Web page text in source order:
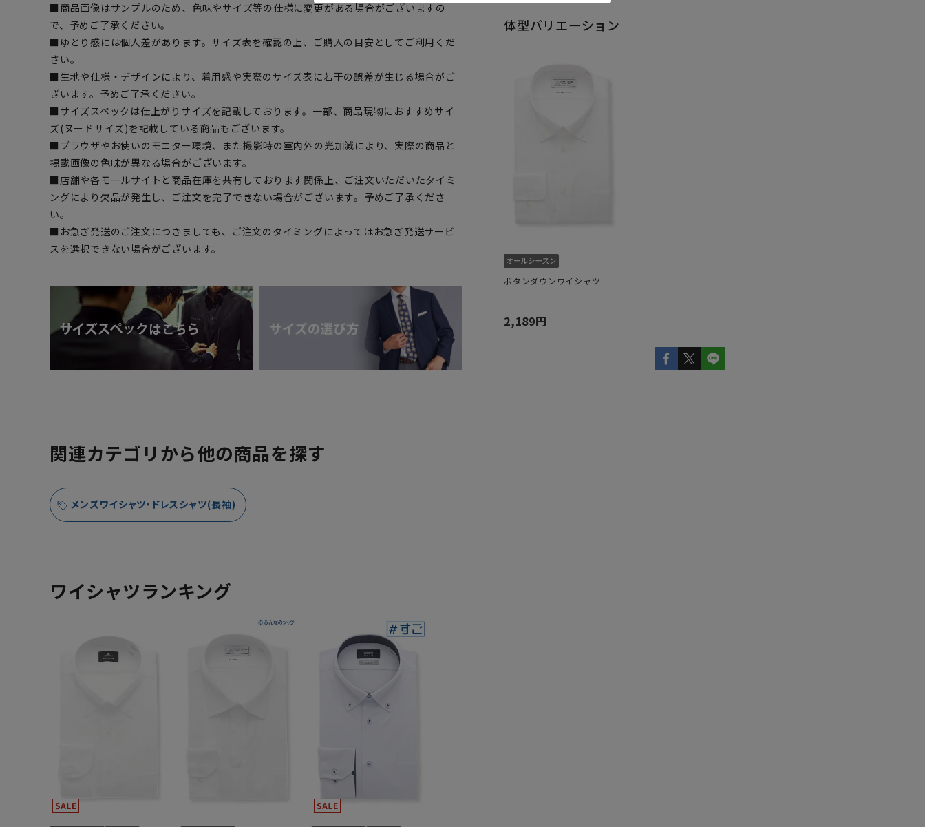
■商品画像はサンプルのため、色味やサイズ等の仕様に変更がある場合がございますの
で、予めご了承ください。
■ゆとり感には個人差があります。サイズ表を確認の上、ご購入の目安としてご利用くだ
さい。
■生地や仕様・デザインにより、着用感や実際のサイズ表に若干の誤差が生じる場合がご
ざいます。予めご了承ください。
■サイズスペックは仕上がりサイズを記載しております。一部、商品現物におすすめサイ
ズ(ヌードサイズ)を記載している商品もございます。
■ブラウザやお使いのモニター環境、また撮影時の室内外の光加減により、実際の商品と
掲載画像の色味が異なる場合がございます。
■店舗や各モールサイトと商品在庫を共有しております関係上、ご注文いただいたタイミ
ングにより欠品が発生し、ご注文を完了できない場合がございます。予めご了承くださ
い。
■お急ぎ発送のご注文につきましても、ご注文のタイミングによってはお急ぎ発送サービ
スを選択できない場合がございます。
体型バリエーション
ボタンダウンワイシャツ
2,189円
関連カテゴリから他の商品を探す
メンズワイシャツ・ドレスシャツ(長袖)
ワイシャツランキング